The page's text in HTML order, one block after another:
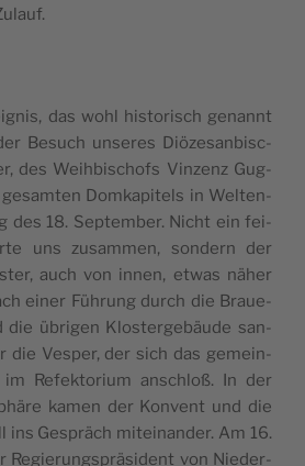
das wohl his­to­ri­sch genannt
Besuch unse­res Diöze­san­bi­sc­
des Wei­hbi­sc­hofs Vin­zenz Gug­
Dom­ka­pi­tels in Wel­ten­
des 18. Sep­tem­ber. Nic­ht ein fei­
uns zusam­men, son­dern der
auch von innen, etwas näher
einer Führung durch die Bra­u­e­
die übri­gen Klo­s­ter­ge­bäu­de san­
die Ves­per, der sich das geme­in­
Refek­to­ri­um ansc­hloß. In der
kamen der Kon­vent und die
ins Ges­präch mite­i­nan­der. Am 16.
Regi­e­rung­s­präs­ident von Nie­der­